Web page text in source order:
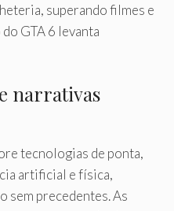
superando filmes e
GTA 6 levanta
narrativas
tecnologias de ponta,
artificial e física,
sem precedentes. As